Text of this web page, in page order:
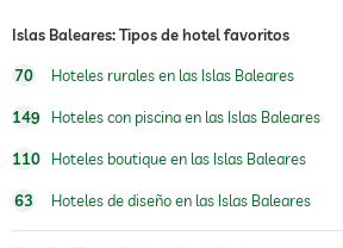
gimnasio
cursos de gimnasia yoga
parque infantil al aire libre
Islas Baleares: Tipos de hotel favoritos
70 Hoteles rurales en las Islas Baleares
149 Hoteles con piscina en las Islas Baleares
110 Hoteles boutique en las Islas Baleares
63 Hoteles de diseño en las Islas Baleares